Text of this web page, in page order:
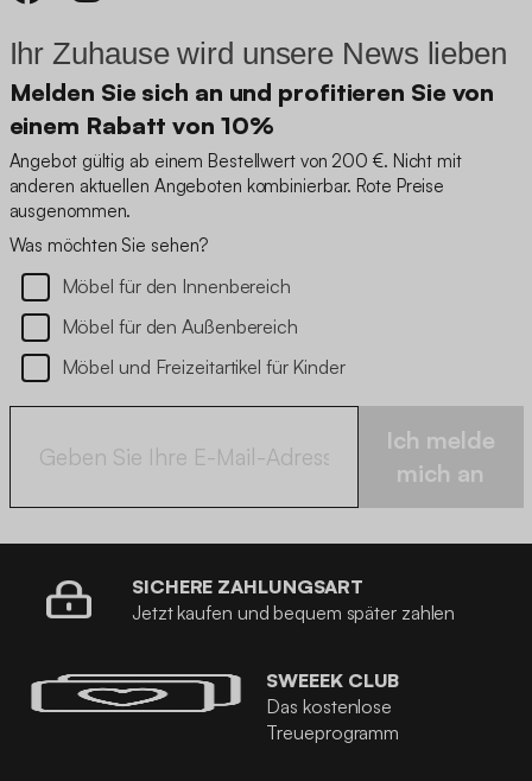
Ihr Zuhause wird unsere News lieben
Melden Sie sich an und profitieren Sie von
einem Rabatt von 10%
Angebot gültig ab einem Bestellwert von 200 €. Nicht mit
anderen aktuellen Angeboten kombinierbar. Rote Preise
ausgenommen.
Was möchten Sie sehen?
Möbel für den Innenbereich
Möbel für den Außenbereich
Möbel und Freizeitartikel für Kinder
Ich melde
mich an
SICHERE ZAHLUNGSART
Jetzt kaufen und bequem später zahlen
SWEEEK CLUB
Das kostenlose
Treueprogramm